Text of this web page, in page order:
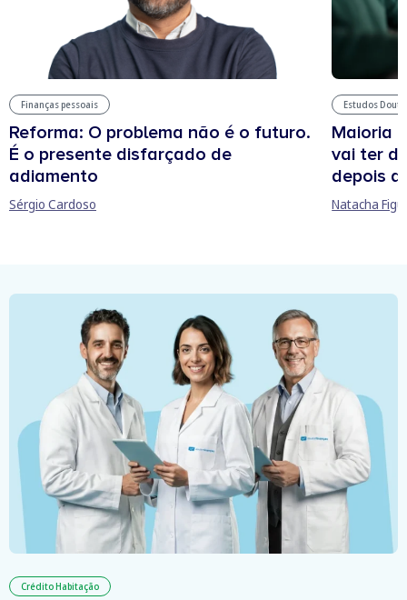
Finanças pessoais
Reforma: O problema não é o futuro.
É o presente disfarçado de
adiamento
Sérgio Cardoso
Estudos
Maioria
vai ter
depois
Natacha
Crédito Habitação